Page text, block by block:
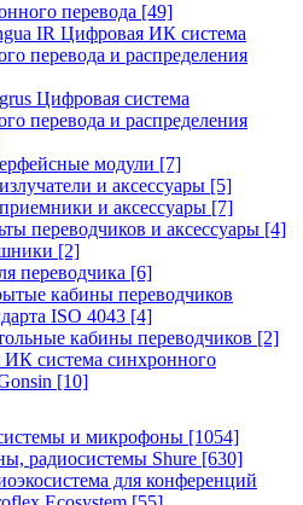
перевода [49]
IR Цифровая ИК система
перевода и распределения
Цифровая система
перевода и распределения
модули [7]
и аксессуары [5]
и аксессуары [7]
переводчиков и аксессуары [4]
[2]
переводчика [6]
кабины переводчиков
ISO 4043 [4]
кабины переводчиков [2]
система синхронного
[10]
и микрофоны [1054]
радиосистемы Shure [630]
для конференций